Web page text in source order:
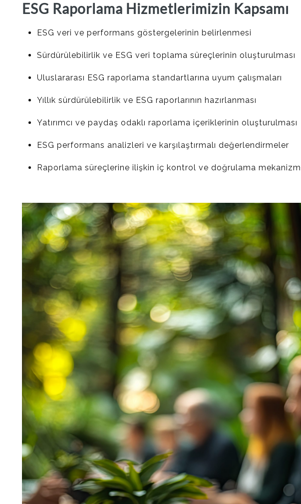
ESG Raporlama Hizmetlerimizin Kapsamı
ESG veri ve performans göstergelerinin belirlenmesi
Sürdürülebilirlik ve ESG veri toplama süreçlerinin oluşturulması
Uluslararası ESG raporlama standartlarına uyum çalışmaları
Yıllık sürdürülebilirlik ve ESG raporlarının hazırlanması
Yatırımcı ve paydaş odaklı raporlama içeriklerinin oluşturulması
ESG performans analizleri ve karşılaştırmalı değerlendirmeler
Raporlama süreçlerine ilişkin iç kontrol ve doğrulama